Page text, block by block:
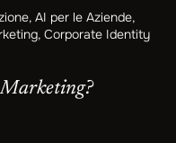
AI per le Aziende,
Corporate Identity